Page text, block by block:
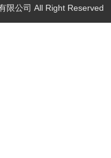
限公司 All Right